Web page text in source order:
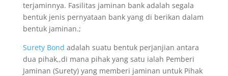
terjaminnya. Fasilitas jaminan bank adalah segala
bentuk jenis pernyataan bank yang di berikan dalam
bentuk jaminan.;
Surety Bond adalah suatu bentuk perjanjian antara
dua pihak,,di mana pihak yang satu ialah Pemberi
Jaminan (Surety) yang memberi jaminan untuk Pihak